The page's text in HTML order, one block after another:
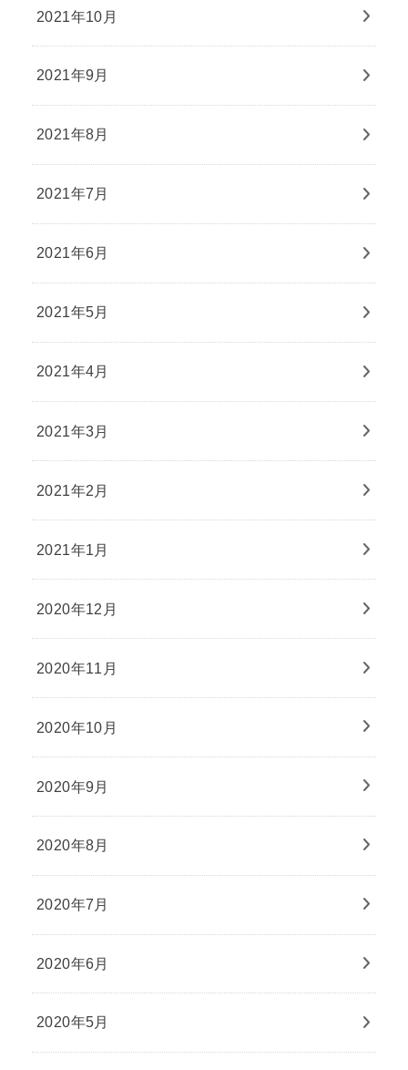
2021年10月
2021年9月
2021年8月
2021年7月
2021年6月
2021年5月
2021年4月
2021年3月
2021年2月
2021年1月
2020年12月
2020年11月
2020年10月
2020年9月
2020年8月
2020年7月
2020年6月
2020年5月